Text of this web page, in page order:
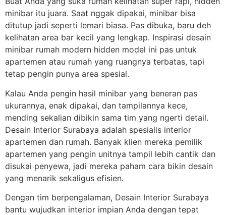
minibar itu juara. Saat nggak dipakai, minibar bisa
ditutup jadi seperti lemari biasa. Pas dibuka, baru deh
kelihatan area bar kecil yang lengkap. Inspirasi desain
minibar rumah modern hidden model ini pas untuk
apartemen atau rumah yang ruangnya terbatas, tapi
tetap pengin punya area spesial.
Kalau Anda pengin hasil minibar yang beneran pas
ukurannya, enak dipakai, dan tampilannya kece,
mending sekalian dibikin sama tim yang ngerti detail.
Desain Interior Surabaya adalah spesialis interior
apartemen dan rumah. Banyak klien mereka pemilik
apartemen yang pengin unitnya tampil lebih cantik dan
disukai penyewa, jadi mereka paham cara bikin desain
yang menarik sekaligus efisien.
Dengan tim berpengalaman, Desain Interior Surabaya
bantu wujudkan interior impian Anda dengan tepat